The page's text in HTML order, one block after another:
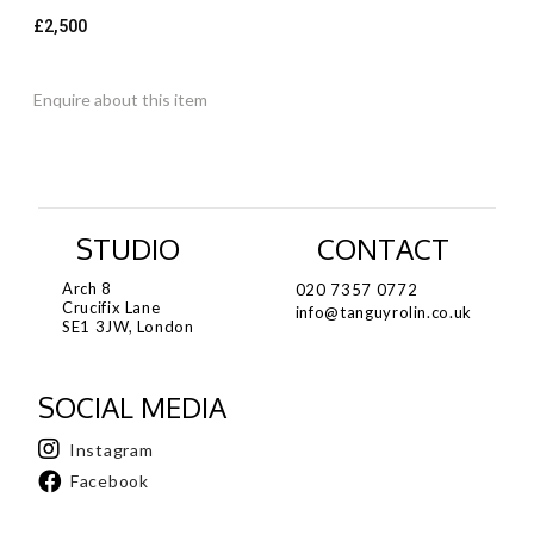
£2,500
Enquire about this item
STUDIO
Arch 8
Crucifix Lane
SE1 3JW, London
CONTACT
020 7357 0772
info@tanguyrolin.co.uk
SOCIAL MEDIA
Instagram
Facebook